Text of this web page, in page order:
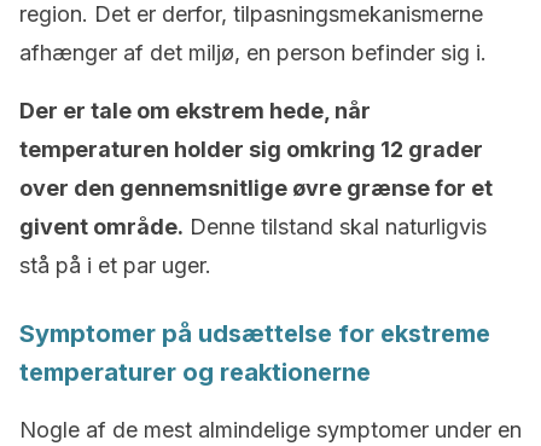
region. Det er derfor, tilpasningsmekanismerne
afhænger af det miljø, en person befinder sig i.
Der er tale om ekstrem hede, når
temperaturen holder sig omkring 12 grader
over den gennemsnitlige øvre grænse for et
givent område. Denne tilstand skal naturligvis
stå på i et par uger.
Symptomer på udsættelse for ekstreme
temperaturer og reaktionerne
Nogle af de mest almindelige symptomer under en